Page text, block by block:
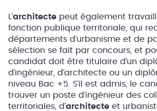
L’architecte peut également
fonction publique territoriale, qui
départements d’urbanisme et de
sélection se fait par concours, et
candidat doit être titulaire d’un
d’ingénieur, d’architecte ou un
niveau Bac +5. S’il est admis, le
trouver un poste d’ingénieur des
territoriales, d’architecte et